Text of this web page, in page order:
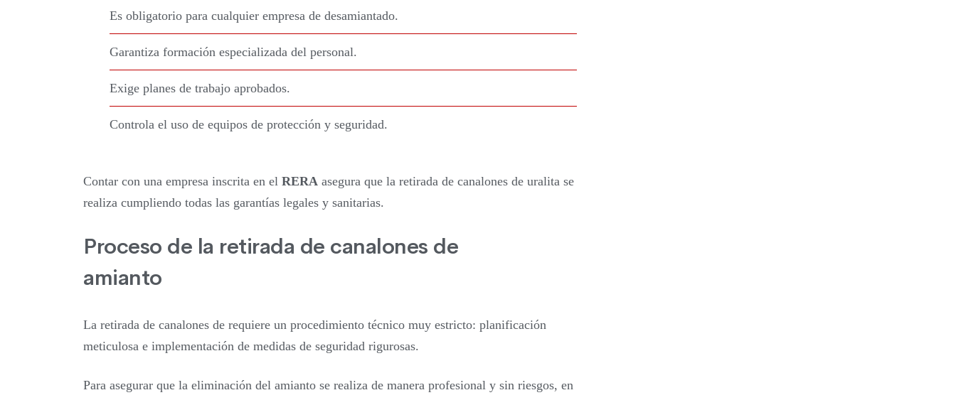
Es obligatorio para cualquier empresa de desamiantado.
Garantiza formación especializada del personal.
Exige planes de trabajo aprobados.
Controla el uso de equipos de protección y seguridad.
Contar con una empresa inscrita en el RERA asegura que la retirada de canalones de uralita se
realiza cumpliendo todas las garantías legales y sanitarias.
Proceso de la retirada de canalones de
amianto
La retirada de canalones de requiere un procedimiento técnico muy estricto: planificación
meticulosa e implementación de medidas de seguridad rigurosas.
Para asegurar que la eliminación del amianto se realiza de manera profesional y sin riesgos, en